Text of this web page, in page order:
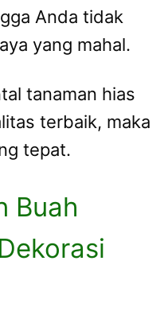
Anda tidak
yang mahal.
tanaman hias
terbaik, maka
tepat.
Buah